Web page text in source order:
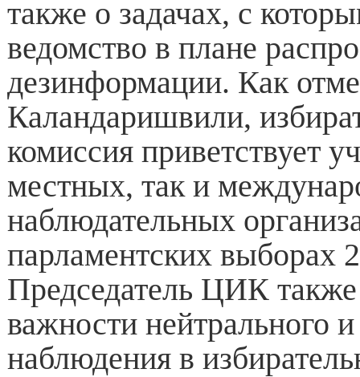
также о задачах, с
ведомство в плане
дезинформации. Как
Каландаришвили,
комиссия приветствует
местных, так и
наблюдательных
парламентских выборах
Председатель ЦИК также
важности нейтрального
наблюдения в